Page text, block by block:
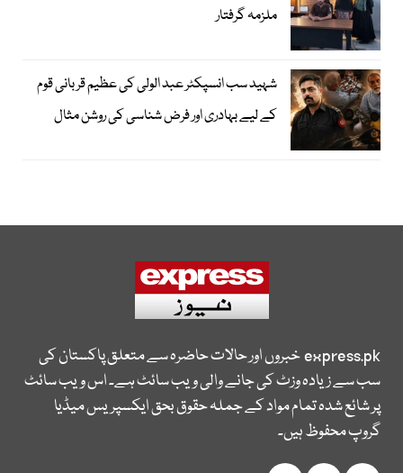
ملزمہ گرفتار
شہید سب انسپکٹر عبد الولی کی عظیم قربانی قوم
کے لیے بہادری اور فرض شناسی کی روشن مثال
express.pkخبروں اور حالات حاضرہ سے متعلق پاکستان کی
سب سے زیادہ وزٹ کی جانے والی ویب سائٹ ہے۔ اس ویب سائٹ
پر شائع شدہ تمام مواد کے جملہ حقوق بحق ایکسپریس میڈیا
گروپ محفوظ ہیں۔